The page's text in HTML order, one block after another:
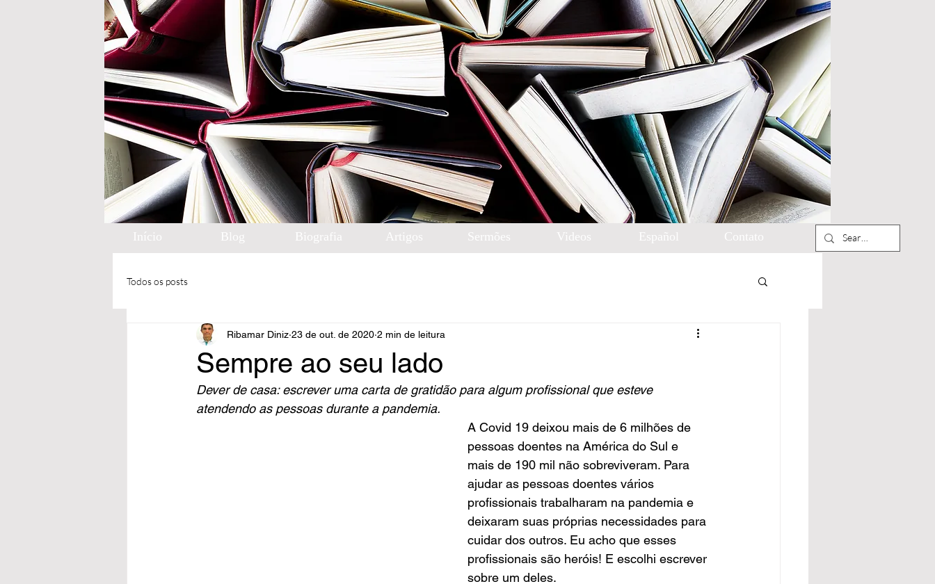
Início Blog Biografia Artigos Sermões Videos Español Contato
Todos os posts
Sempre ao seu lado
Ribamar Diniz 23 de out. de 2020 2 min de leitura
Dever de casa: escrever uma carta de gratidão para algum profissional que esteve
atendendo as pessoas durante a pandemia.
A Covid 19 deixou mais de 6 milhões de
pessoas doentes na América do Sul e
mais de 190 mil não sobreviveram. Para
ajudar as pessoas doentes vários
profissionais trabalharam na pandemia e
deixaram suas próprias necessidades para
cuidar dos outros. Eu acho que esses
profissionais são heróis! E escolhi escrever
sobre um deles.